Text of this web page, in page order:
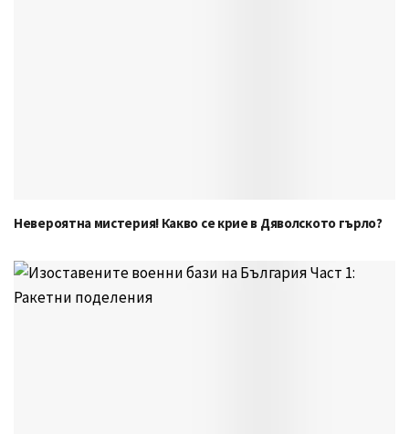
Невероятна мистерия! Какво се крие в Дяволското гърло?